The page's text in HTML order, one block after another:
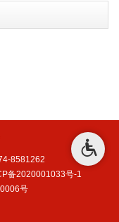
）
8581262
备2020001033号-1
号